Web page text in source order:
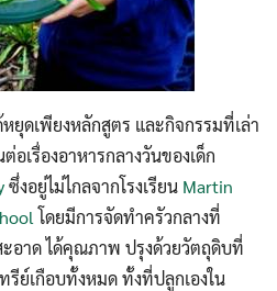
Search
ยุดเพียงหลักสูตร และกิจกรรมที่เล่า
อเรื่องอาหารกลางวันของเด็ก
ซึ่งอยู่ไม่ไกลจากโรงเรียน Martin
โดยมีการจัดทำครัวกลางที่
ะอาด ได้คุณภาพ ปรุงด้วยวัตถุดิบที่
ย์เกือบทั้งหมด ทั้งที่ปลูกเองใน